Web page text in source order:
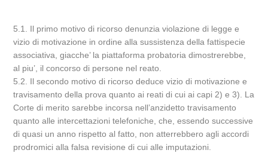
5.1. Il primo motivo di ricorso denunzia violazione di legge e
vizio di motivazione in ordine alla sussistenza della fattispecie
associativa, giacche’ la piattaforma probatoria dimostrerebbe,
al piu’, il concorso di persone nel reato.
5.2. Il secondo motivo di ricorso deduce vizio di motivazione e
travisamento della prova quanto ai reati di cui ai capi 2) e 3). La
Corte di merito sarebbe incorsa nell’anzidetto travisamento
quanto alle intercettazioni telefoniche, che, essendo successive
di quasi un anno rispetto al fatto, non atterrebbero agli accordi
prodromici alla falsa revisione di cui alle imputazioni.